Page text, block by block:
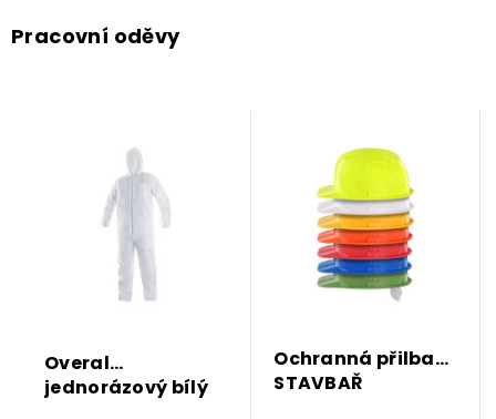
Pracovní oděvy
Overal
jednorázový bílý
Ochranná přilba
STAVBAŘ